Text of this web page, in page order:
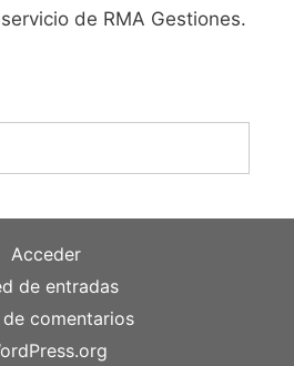
de RMA Gestiones.
Acceder
de entradas
de comentarios